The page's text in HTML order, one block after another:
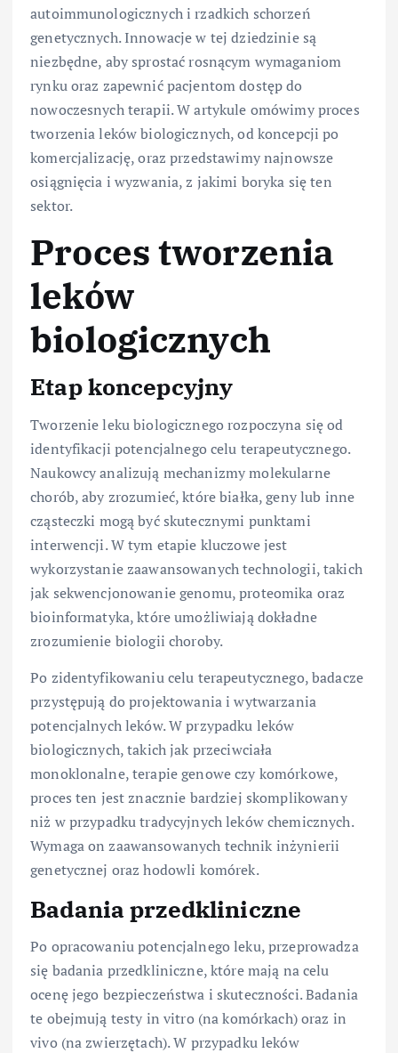
autoimmunologicznych i rzadkich schorzeń
genetycznych. Innowacje w tej dziedzinie są
niezbędne, aby sprostać rosnącym wymaganiom
rynku oraz zapewnić pacjentom dostęp do
nowoczesnych terapii. W artykule omówimy proces
tworzenia leków biologicznych, od koncepcji po
komercjalizację, oraz przedstawimy najnowsze
osiągnięcia i wyzwania, z jakimi boryka się ten
sektor.
Proces tworzenia
leków
biologicznych
Etap koncepcyjny
Tworzenie leku biologicznego rozpoczyna się od
identyfikacji potencjalnego celu terapeutycznego.
Naukowcy analizują mechanizmy molekularne
chorób, aby zrozumieć, które białka, geny lub inne
cząsteczki mogą być skutecznymi punktami
interwencji. W tym etapie kluczowe jest
wykorzystanie zaawansowanych technologii, takich
jak sekwencjonowanie genomu, proteomika oraz
bioinformatyka, które umożliwiają dokładne
zrozumienie biologii choroby.
Po zidentyfikowaniu celu terapeutycznego, badacze
przystępują do projektowania i wytwarzania
potencjalnych leków. W przypadku leków
biologicznych, takich jak przeciwciała
monoklonalne, terapie genowe czy komórkowe,
proces ten jest znacznie bardziej skomplikowany
niż w przypadku tradycyjnych leków chemicznych.
Wymaga on zaawansowanych technik inżynierii
genetycznej oraz hodowli komórek.
Badania przedkliniczne
Po opracowaniu potencjalnego leku, przeprowadza
się badania przedkliniczne, które mają na celu
ocenę jego bezpieczeństwa i skuteczności. Badania
te obejmują testy in vitro (na komórkach) oraz in
vivo (na zwierzętach). W przypadku leków